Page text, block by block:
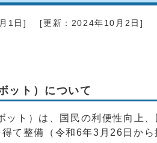
1日 ] [更新： 2024年10月2日 ]
ット）について
ット）は、国民の利便性向上
て整備（令和6年3月26日から